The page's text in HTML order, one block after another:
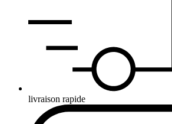
livraison rapide